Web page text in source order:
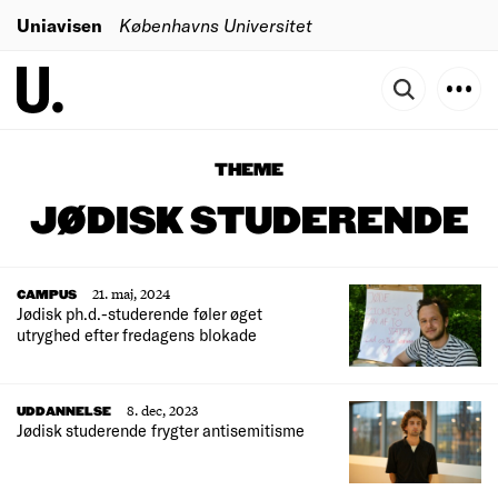
Uniavisen Københavns Universitet
THEME
JØDISK STUDERENDE
CAMPUS
21. maj, 2024
Jødisk ph.d.-studerende føler øget
utryghed efter fredagens blokade
UDDANNELSE
8. dec, 2023
Jødisk studerende frygter antisemitisme